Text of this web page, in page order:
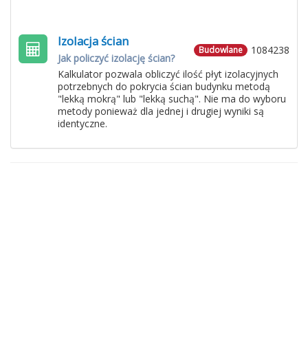
1084238
Budowlane
Izolacja ścian
Jak policzyć izolację ścian?
Kalkulator pozwala obliczyć ilość płyt izolacyjnych
potrzebnych do pokrycia ścian budynku metodą
"lekką mokrą" lub "lekką suchą". Nie ma do wyboru
metody ponieważ dla jednej i drugiej wyniki są
identyczne.